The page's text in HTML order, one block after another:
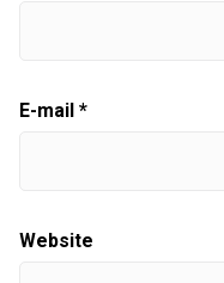
E-mail *
Website